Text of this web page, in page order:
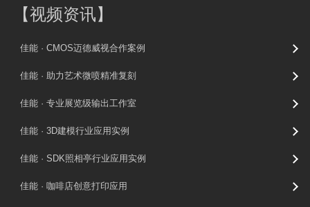
【视频资讯】
佳能 · CMOS迈德威视合作案例
佳能 · 助力艺术微喷精准复刻
佳能 · 专业展览级输出工作室
佳能 · 3D建模行业应用实例
佳能 · SDK照相亭行业应用实例
佳能 · 咖啡店创意打印应用